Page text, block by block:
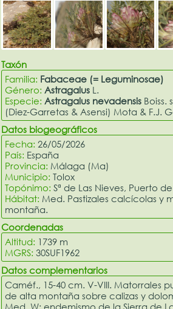
Taxón
Familia: Fabaceae (= Leguminosae)
Género:Astragalus L.
Especie:Astragalus nevadensis Boiss.
(Diez-Garretas & Asensi) Mota & F.J.
Datos biogeográficos
Fecha:26/05/2026
País: España
Provincia: Málaga (Ma)
Municipio:Tolox
Topónimo:Sª de Las Nieves, Puerto
Hábitat: Med. Pastizales calcícolas y
montaña.
Coordenadas
Altitud: 1739 m
MGRS:30SUF1962
Datos complementarios
Caméf., 15-40 cm. V-VIII. Matorrales
de alta montaña sobre calizas y
Med. W: endemismo de la Sierra de